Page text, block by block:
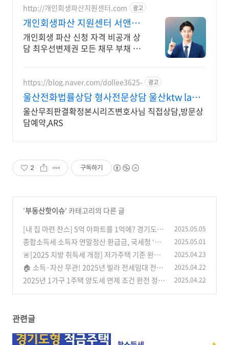
http://개인회생파산지원센터.com 광고
개인회생파산 지원센터 서앤율
빚탕감 모든 채무 해결
개인회생 파산 신청 자격 비공개 상
담 최우선변제권 모든 채무 부채 해
https://blog.naver.com/dollee3625- 광고
울산전화법률상담 형사전문상담 울산ktw law
변호사님
울산무죄판결확정본시리즈변호사님 직접상담,방문상
담예약,ARS
2 구독하기
'부동산핫이슈' 카테고리의 다른 글
[내 집 마련 찬스] 5억 아파트를 1억에? 경기도형
적금주택 완전 정리 (광교 A17 청약정보 포함)
(1)
2025.05.05
종합소득세 소득자 연말정산 환급금, 국세청 ‘원
클릭 환급’으로 1분만에 2500억 돌려받는 방법
(2)
2025.05.01
🚨[2025 지방 취득세 개정] 저가주택 기준 완화!
3주택자도 세금 부담 ‘뚝’ — 지금이 매수 타이
밍? (1)
2025.04.23
🏠 소득·자산 무관! 2025년 빌라 전세임대 전면
개편 정책 완벽 정리
(1)
2025.04.22
2025년 1가구 1주택 양도세 면제 조건 완전 정
2025.04.22
관련글